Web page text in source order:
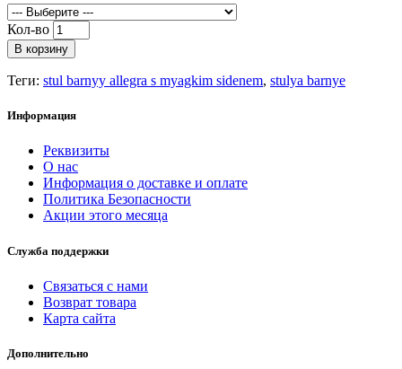
Кол-во
В корзину
Теги: stul barnyy allegra s myagkim sidenem, stulya barnye
Информация
Реквизиты
О нас
Информация о доставке и оплате
Политика Безопасности
Акции этого месяца
Служба поддержки
Связаться с нами
Возврат товара
Карта сайта
Дополнительно